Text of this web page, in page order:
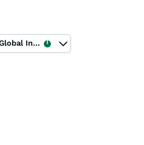
ICE Data Global Index